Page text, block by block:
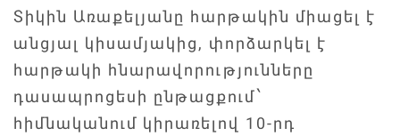
Տիկին Առաքելյանը հարթակին միացել է
անցյալ կիսամյակից, փորձարկել է
հարթակի հնարավորությունները
դասապրոցեսի ընթացքում՝
հիմնականում կիրառելով 10-րդ